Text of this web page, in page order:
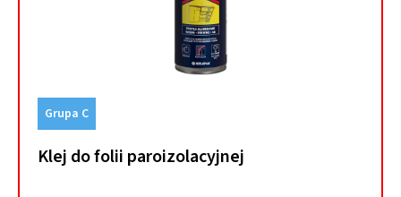
Grupa C
Klej do folii paroizolacyjnej